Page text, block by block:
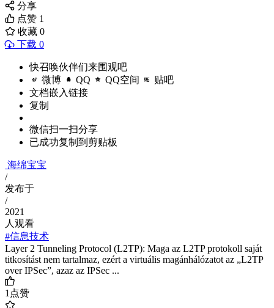
分享
点赞 1
收藏 0
下载 0
快召唤伙伴们来围观吧
微博 QQ QQ空间 贴吧
文档嵌入链接
复制
微信扫一扫分享
已成功复制到剪贴板
海绵宝宝
/
发布于
/
2021
人观看
#信息技术
Layer 2 Tunneling Protocol (L2TP): Maga az L2TP protokoll saját
titkosítást nem tartalmaz, ezért a virtuális magánhálózatot az „L2TP
over IPSec”, azaz az IPSec ...
1点赞